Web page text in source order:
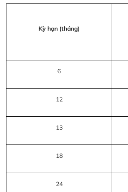
Kỳ hạn (tháng)
6
12
13
18
24